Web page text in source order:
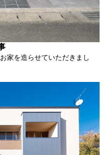
家を造らせていただきまし